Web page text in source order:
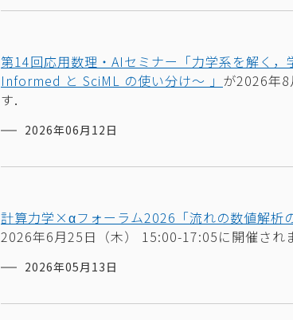
第14回応用数理・AIセミナー「力学系を解く
Informed と SciML の使い分け～ 」 が2026年8
す．
2026年06月12日
計算力学×αフォーラム2026「流れの数値解析
2026年6月25日（木） 15:00-17:05に開催され
2026年05月13日